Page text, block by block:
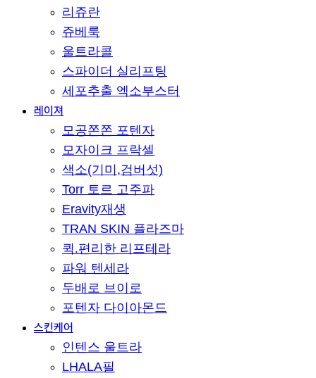
리쥬란
쥬베룩
울트라콜
스파이더 실리프팅
세포추출 엑소부스터
레이져
모공쫀쫀 포텐자
모자이크 프락셀
색소(기미,검버섯)
Torr 토르 고주파
Eravity재생
TRAN SKIN 플라즈마
퀵.편리한 리프테라
파워 텐세라
두배로 브이로
포텐자 다이아몬드
스킨케어
인텐스 울트라
LHALA필